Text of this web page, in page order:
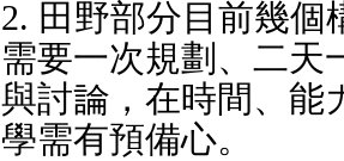
2. 田野部分目前幾個
需要一次規劃、二天
與討論，在時間、能
學需有預備心。